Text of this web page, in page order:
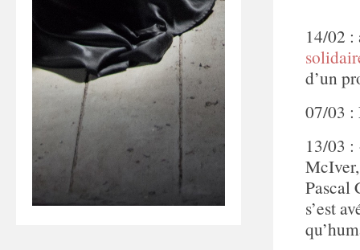
14/02 :
d’un
07/03 :
13/03
Pascal
s’est